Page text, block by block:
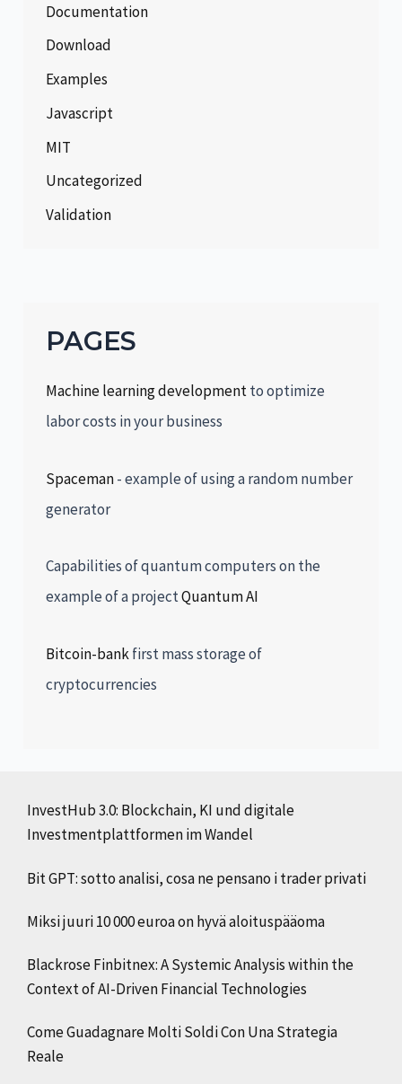
Documentation
Download
Examples
Javascript
MIT
Uncategorized
Validation
PAGES
Machine learning developmentto optimize
labor costs in your business
Spaceman- example of using a random number
generator
Capabilities of quantum computers on the
example of a projectQuantum AI
Bitcoin-bankfirst mass storage of
cryptocurrencies
InvestHub 3.0: Blockchain, KI und digitale
Investmentplattformen im Wandel
Bit GPT: sotto analisi, cosa ne pensano i trader privati
Miksi juuri 10 000 euroa on hyvä aloituspääoma
Blackrose Finbitnex: A Systemic Analysis within the
Context of AI-Driven Financial Technologies
Come Guadagnare Molti Soldi Con Una Strategia
Reale